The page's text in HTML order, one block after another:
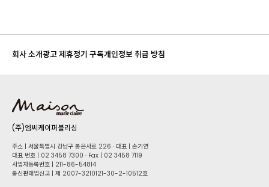
회사 소개광고 제휴정기 구독개인정보 취급 방침
(주)엠씨케이퍼블리싱
주소 | 서울특별시 강남구 봉은사로 226 · 대표 | 손기연
대표 번호 | 02 34​58 7300 · Fax | 02 34​58 7119
사업자등록번호 | 211-86-5​4814
통신판매업신고 | 제 2007-3210121-30-2-10512호